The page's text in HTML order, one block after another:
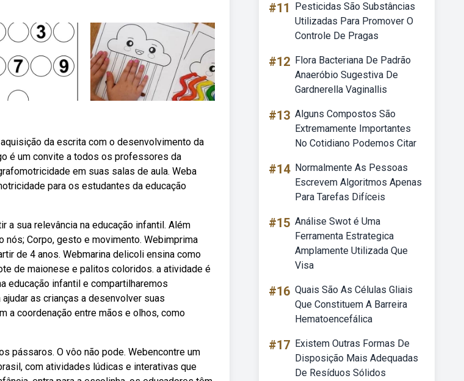
da escrita com o desenvolvimento da
é um convite a todos os professores da
em suas salas de aula. Weba
para os estudantes da educação
sua relevância na educação infantil. Além
Corpo, gesto e movimento. Webimprima
de 4 anos. Webmarina delicoli ensina como
de maionese e palitos coloridos. a atividade é
educação infantil e compartilharemos
as crianças a desenvolver suas
a coordenação entre mãos e olhos, como
pássaros. O vôo não pode. Webencontre um
com atividades lúdicas e interativas que
#11
Pesticidas São Substâncias
Utilizadas Para Promover O
Controle De Pragas
#12 Flora Bacteriana De Padrão
Anaeróbio Sugestiva De
Gardnerella Vaginallis
#13 Alguns Compostos São
Extremamente Importantes
No Cotidiano Podemos Citar
#14 Normalmente As Pessoas
Escrevem Algoritmos Apenas
Para Tarefas Difíceis
#15 Análise Swot é Uma
Ferramenta Estrategica
Amplamente Utilizada Que
Visa
#16 Quais São As Células Gliais
Que Constituem A Barreira
Hematoencefálica
#17 Existem Outras Formas De
Disposição Mais Adequadas
De Resíduos Sólidos